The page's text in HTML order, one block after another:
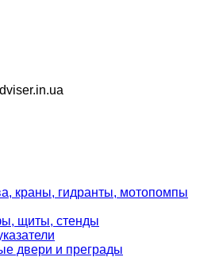
краны, гидранты, мотопомпы
щиты, стенды
двери и преграды